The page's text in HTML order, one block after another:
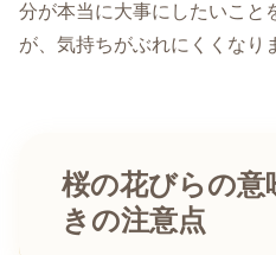
分が本当に大事にしたいこと
が、気持ちがぶれにくくなり
桜の花びらの意
きの注意点